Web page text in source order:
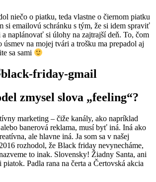
niečo o piatku, teda vlastne o čiernom piatku
si emailovú schránku s tým, že si idem spraviť
naplánovať si úlohy na zajtrajší deň. To, čom
úsmev na mojej tvári a trošku ma prepadol aj
sa sami
zmysel slova „feeling“?
marketing – čiže kanály, ako napríklad
banerová reklama, musí byť iná. Iná ako
ale hlavne iná. Ja som sa v našej
rozhodol, že Black friday nevynecháme,
to inak. Slovensky! Žiadny Santa, ani
Padla rana na čerta a Čertovská akcia